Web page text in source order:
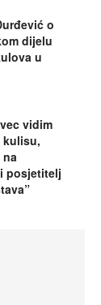
o
dijelu
u
vidim
kulisu,
posjetitelj